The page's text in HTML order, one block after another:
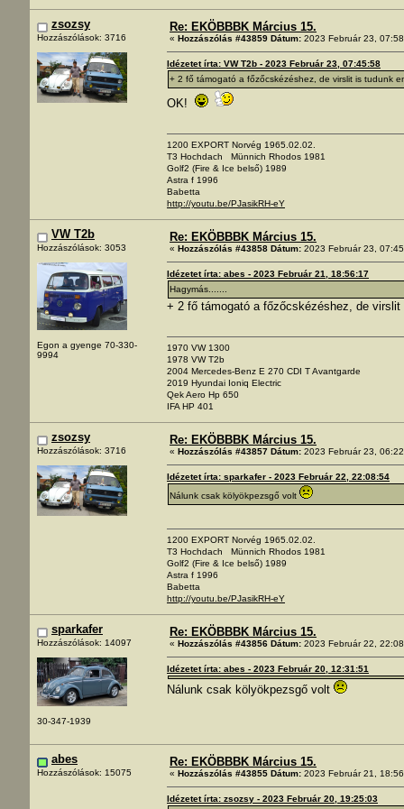
zsozsy
Hozzászólások: 3716
Re: EKÖBBBK Március 15.
« Hozzászólás #43859 Dátum: 2023 Február 23,
Idézetet írta: VW T2b - 2023 Február 23, 07:45:58
+ 2 fő támogató a főzőcskézéshez, de virslit is tudunk
OK!
1200 EXPORT Norvég 1965.02.02.
T3 Hochdach Münnich Rhodos 1981
Golf2 (Fire & Ice belső) 1989
Astra f 1996
Babetta
http://youtu.be/PJasikRH-eY
VW T2b
Hozzászólások: 3053
Egon a gyenge 70-330-
9994
Re: EKÖBBBK Március 15.
« Hozzászólás #43858 Dátum: 2023 Február 23,
Idézetet írta: abes - 2023 Február 21, 18:56:17
Hagymás.......
+ 2 fő támogató a főzőcskézéshez, de
1970 VW 1300
1978 VW T2b
2004 Mercedes-Benz E 270 CDI T Avantgarde
2019 Hyundai Ioniq Electric
Qek Aero Hp 650
IFA HP 401
zsozsy
Hozzászólások: 3716
Re: EKÖBBBK Március 15.
« Hozzászólás #43857 Dátum: 2023 Február 23,
Idézetet írta: sparkafer - 2023 Február 22, 22:08:54
Nálunk csak kölyökpezsgő volt
1200 EXPORT Norvég 1965.02.02.
T3 Hochdach Münnich Rhodos 1981
Golf2 (Fire & Ice belső) 1989
Astra f 1996
Babetta
http://youtu.be/PJasikRH-eY
sparkafer
Hozzászólások: 14097
30-347-1939
Re: EKÖBBBK Március 15.
« Hozzászólás #43856 Dátum: 2023 Február 22,
Idézetet írta: abes - 2023 Február 20, 12:31:51
Nálunk csak kölyökpezsgő volt
abes
Hozzászólások: 15075
Re: EKÖBBBK Március 15.
« Hozzászólás #43855 Dátum: 2023 Február 21,
Idézetet írta: zsozsy - 2023 Február 20, 19:25:03